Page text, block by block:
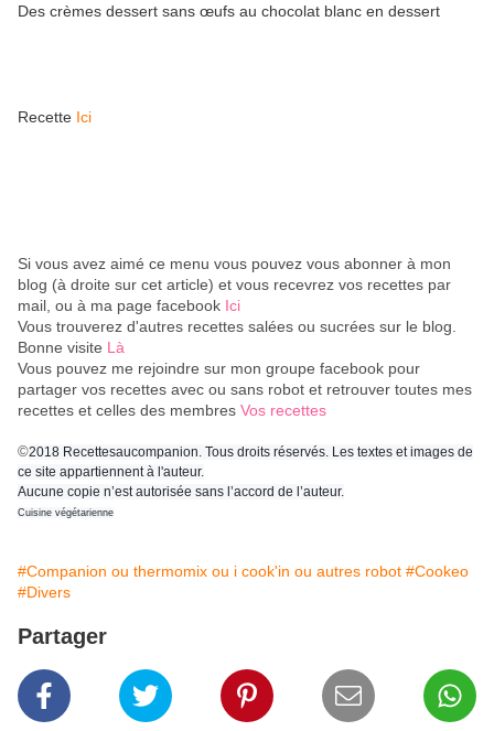
Des crèmes dessert sans œufs au chocolat blanc en dessert
Recette Ici
Si vous avez aimé ce menu vous pouvez vous abonner à mon
blog (à droite sur cet article) et vous recevrez vos recettes par
mail, ou à ma page facebook Ici
Vous trouverez d'autres recettes salées ou sucrées sur le blog.
Bonne visite Là
Vous pouvez me rejoindre sur mon groupe facebook pour
partager vos recettes avec ou sans robot et retrouver toutes mes
recettes et celles des membres Vos recettes
©2018 Recettesaucompanion. Tous droits réservés. Les textes et images de
ce site appartiennent à l'auteur.
Aucune copie n’est autorisée sans l’accord de l’auteur.
Cuisine végétarienne
#Companion ou thermomix ou i cook'in ou autres robot #Cookeo
#Divers
Partager